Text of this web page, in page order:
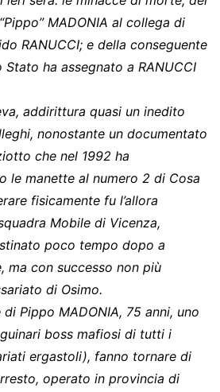
MADONIA al collega di
RANUCCI; e della conseguente
ha assegnato a RANUCCI
addirittura quasi un inedito
nonostante un documentato
che nel 1992 ha
le manette al numero 2 di Cosa
fisicamente fu l’allora
Mobile di Vicenza,
poco tempo dopo a
ma con successo non più
di Osimo.
Pippo MADONIA, 75 anni, uno
boss mafiosi di tutti i
ergastoli), fanno tornare di
operato in provincia di